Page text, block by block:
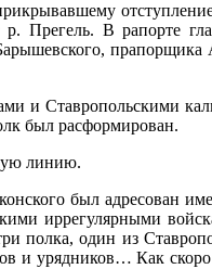
Прегель. В рапорте
и Ставропольскими
был расформирован.
линию.
был адресован
иррегулярными
один из
и урядников… Как скоро